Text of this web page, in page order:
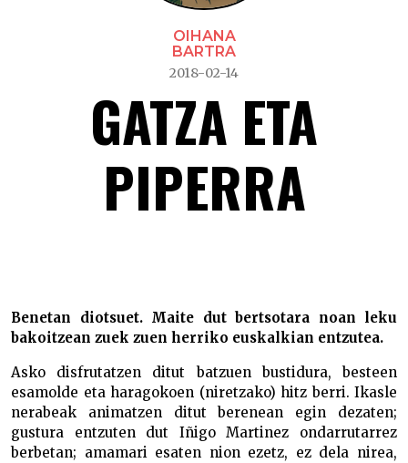
OIHANA
BARTRA
2018-02-14
GATZA ETA
PIPERRA
Benetan diotsuet. Maite dut bertsotara noan leku
bakoitzean zuek zuen herriko euskalkian entzutea.
Asko disfrutatzen ditut batzuen bustidura, besteen
esamolde eta haragokoen (niretzako) hitz berri. Ikasle
nerabeak animatzen ditut berenean egin dezaten;
gustura entzuten dut Iñigo Martinez ondarrutarrez
berbetan; amamari esaten nion ezetz, ez dela nirea,